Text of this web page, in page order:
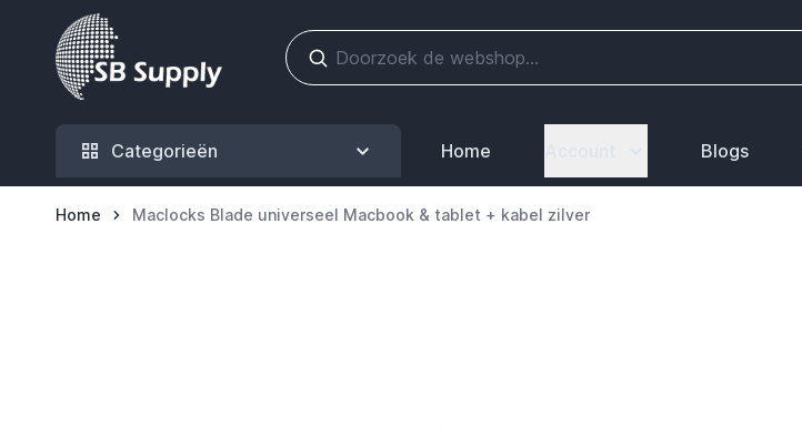
Ga naar de inhoud
Categorieën Home Blogs
Home Maclocks Blade universeel Macbook & tablet + kabel zilver